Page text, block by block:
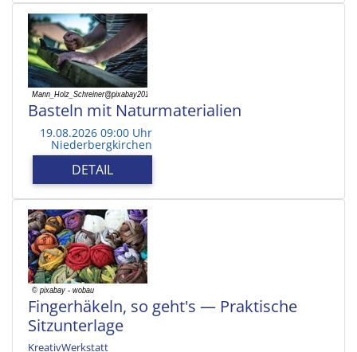
Basteln mit Naturmaterialien
19.08.2026 09:00 Uhr
Niederbergkirchen
DETAIL
Fingerhäkeln, so geht's — Praktische
Sitzunterlage
KreativWerkstatt